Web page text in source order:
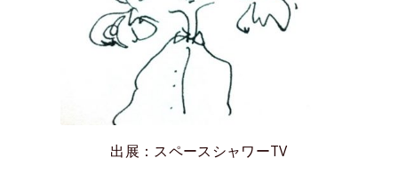
出展：スペースシャワーTV